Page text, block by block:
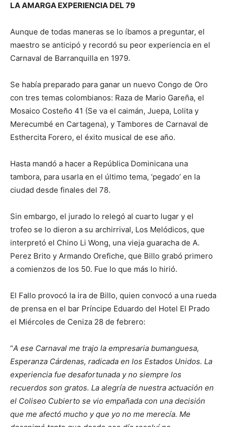
LA AMARGA EXPERIENCIA DEL 79
Aunque de todas maneras se lo íbamos a preguntar, el
maestro se anticipó y recordó su peor experiencia en el
Carnaval de Barranquilla en 1979.
Se había preparado para ganar un nuevo Congo de Oro
con tres temas colombianos: Raza de Mario Gareña, el
Mosaico Costeño 41 (Se va el caimán, Juepa, Lolita y
Merecumbé en Cartagena), y Tambores de Carnaval de
Esthercita Forero, el éxito musical de ese año.
Hasta mandó a hacer a República Dominicana una
tambora, para usarla en el último tema, ‘pegado’ en la
ciudad desde finales del 78.
Sin embargo, el jurado lo relegó al cuarto lugar y el
trofeo se lo dieron a su archirrival, Los Melódicos, que
interpretó el Chino Li Wong, una vieja guaracha de A.
Perez Brito y Armando Orefiche, que Billo grabó primero
a comienzos de los 50. Fue lo que más lo hirió.
El Fallo provocó la ira de Billo, quien convocó a una rueda
de prensa en el bar Príncipe Eduardo del Hotel El Prado
el Miércoles de Ceniza 28 de febrero:
“A ese Carnaval me trajo la empresaria bumanguesa,
Esperanza Cárdenas, radicada en los Estados Unidos. La
experiencia fue desafortunada y no siempre los
recuerdos son gratos. La alegría de nuestra actuación en
el Coliseo Cubierto se vio empañada con una decisión
que me afectó mucho y que yo no me merecía. Me